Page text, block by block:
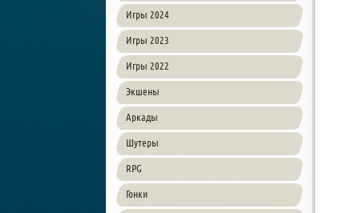
Игры 2024
Игры 2023
Игры 2022
Экшены
Аркады
Шутеры
RPG
Гонки